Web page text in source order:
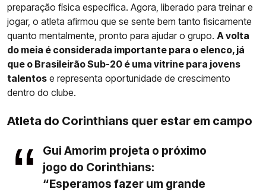
preparação física específica. Agora, liberado para treinar e
jogar, o atleta afirmou que se sente bem tanto fisicamente
quanto mentalmente, pronto para ajudar o grupo. A volta
do meia é considerada importante para o elenco, já
que o Brasileirão Sub-20 é uma vitrine para jovens
talentos e representa oportunidade de crescimento
dentro do clube.
Atleta do Corinthians quer estar em campo
Gui Amorim projeta o próximo
jogo do Corinthians:
“Esperamos fazer um grande